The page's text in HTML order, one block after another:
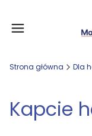
Strona główna Dla
Kapcie